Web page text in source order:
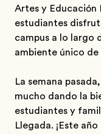
Artes y Educación
estudiantes
campus a lo largo
ambiente único
La semana
mucho dando la
estudiantes y
Llegada. ¡Este